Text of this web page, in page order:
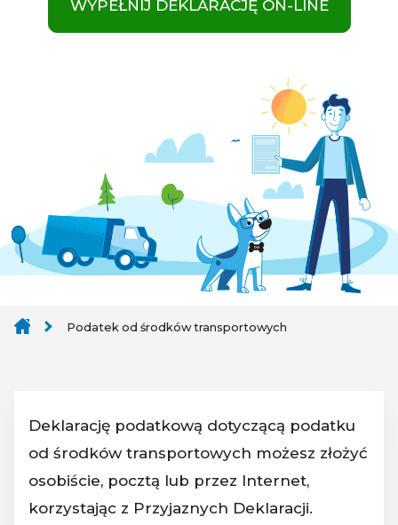
WYPEŁNIJ DEKLARACJĘ ON-LINE
Podatek od środków transportowych
Deklarację podatkową dotyczącą podatku
od środków transportowych możesz złożyć
osobiście, pocztą lub przez Internet,
korzystając z Przyjaznych Deklaracji.